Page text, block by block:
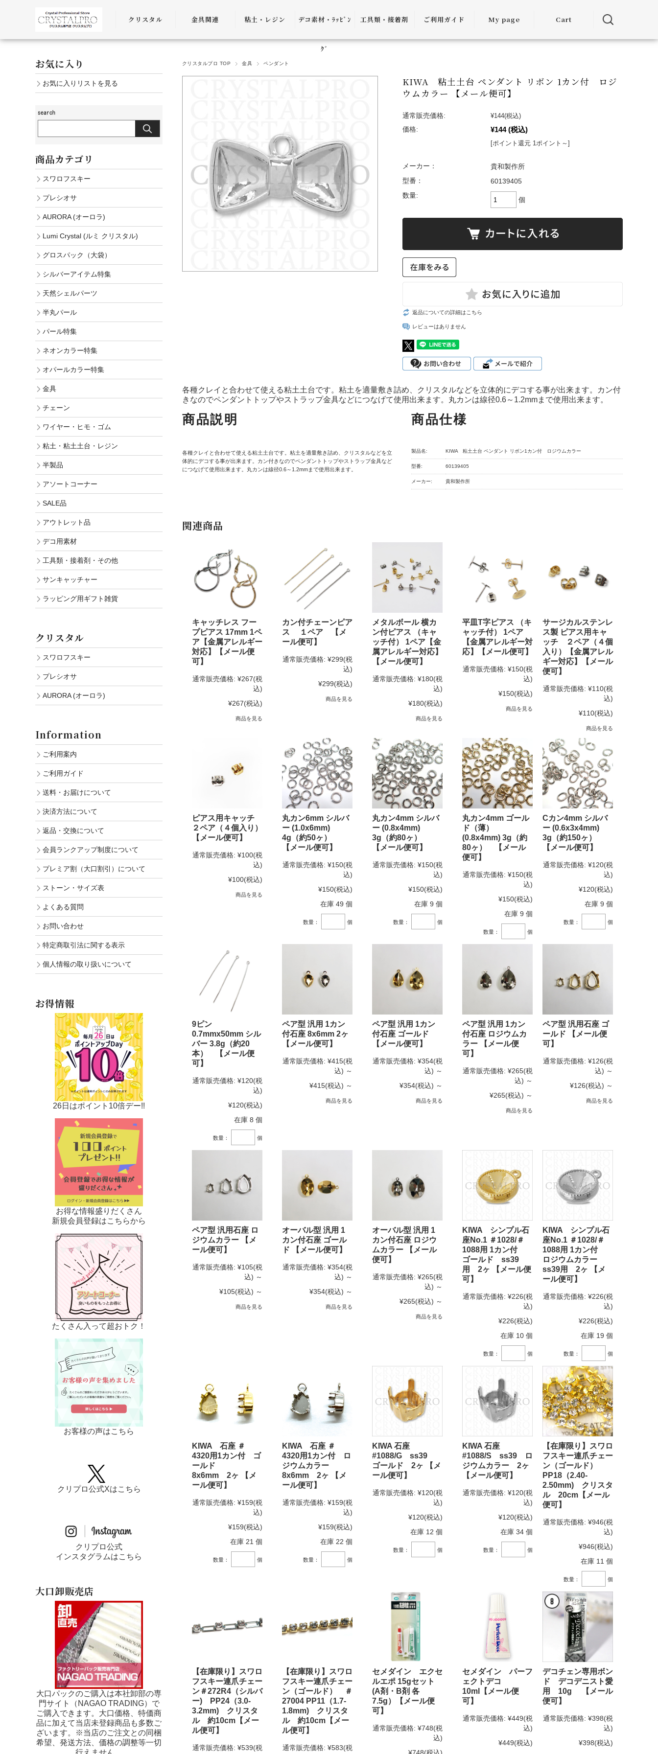
クリスタル
SWAROVSKI
金具関連
金具
チェーン
粘土・レジン
粘土・粘土土台
レジン
デコ素材・ﾗｯﾋﾟﾝ
ｸﾞ
デコ素材
工具類・接着剤
ピンセット
ヤットコ・ニッ
接着剤・リムー
便利グッズ・そ
ご利用ガイド
ご利用ガイド
ついて
決済方法につい
て
会員ランクアッ
て
ズ表
My page Cart
クリスタルプロ TOP 金具 ペンダント
KIWA 粘土土台 ペンダント リボン 1カン付 ロジ
ウムカラー 【メール便可】
通常販売価格: ¥144(税込)
価格:
¥144 (税込)
[ポイント還元 1ポイント～]
メーカー：
貴和製作所
型番：
60139405
数量:
個
返品についての詳細はこちら
レビューはありません
各種クレイと合わせて使える粘土土台です。粘土を適量敷き詰め、クリスタルなどを立体的にデコする事が出来ます。カン付
きなのでペンダントトップやストラップ金具などにつなげて使用出来ます。丸カンは線径0.6～1.2mmまで使用出来ます。
商品説明
各種クレイと合わせて使える粘土土台です。粘土を適量敷き詰め、クリスタルなどを立
体的にデコする事が出来ます。カン付きなのでペンダントトップやストラップ金具など
につなげて使用出来ます。丸カンは線径0.6～1.2mmまで使用出来ます。
商品仕様
製品名: KIWA 粘土土台 ペンダント リボン1カン付 ロジウムカラー
型番: 60139405
メーカー: 貴和製作所
関連商品
キャッチレス フー
プピアス 17mm 1ペ
ア【金属アレルギー
対応】【メール便
可】
通常販売価格: ¥267(税
込)
¥267(税込)
商品を見る
カン付チェーンピア
ス １ペア 【メ
ール便可】
通常販売価格: ¥299(税
込)
¥299(税込)
商品を見る
メタルボール 横カ
ン付ピアス （キャ
ッチ付） 1ペア【金
属アレルギー対応】
【メール便可】
通常販売価格: ¥180(税
込)
¥180(税込)
商品を見る
平皿T字ピアス （キ
ャッチ付） 1ペア
【金属アレルギー対
応】【メール便可】
通常販売価格: ¥150(税
込)
¥150(税込)
商品を見る
サージカルステンレ
ス製 ピアス用キャ
ッチ ２ペア（４個
入り）【金属アレル
ギー対応】【メール
便可】
通常販売価格: ¥110(税
込)
¥110(税込)
商品を見る
ピアス用キャッチ
２ペア（４個入り）
【メール便可】
通常販売価格: ¥100(税
込)
¥100(税込)
商品を見る
丸カン6mm シルバ
ー (1.0x6mm)
4g（約50ヶ）
【メール便可】
通常販売価格: ¥150(税
込)
¥150(税込)
在庫 49 個
数量： 個
丸カン4mm シルバ
ー (0.8x4mm)
3g（約80ヶ）
【メール便可】
通常販売価格: ¥150(税
込)
¥150(税込)
在庫 9 個
数量： 個
丸カン4mm ゴール
ド（薄）
(0.8x4mm) 3g（約
80ヶ） 【メール
便可】
通常販売価格: ¥150(税
込)
¥150(税込)
在庫 9 個
数量： 個
Cカン4mm シルバ
ー (0.6x3x4mm)
3g（約150ヶ）
【メール便可】
通常販売価格: ¥120(税
込)
¥120(税込)
在庫 9 個
数量： 個
9ピン
0.7mmx50mm シル
バー 3.8g（約20
本） 【メール便
可】
通常販売価格: ¥120(税
込)
¥120(税込)
在庫 8 個
数量： 個
ペア型 汎用 1カン
付石座 8x6mm 2ヶ
【メール便可】
通常販売価格: ¥415(税
込) ～
¥415(税込) ～
商品を見る
ペア型 汎用 1カン
付石座 ゴールド
【メール便可】
通常販売価格: ¥354(税
込) ～
¥354(税込) ～
商品を見る
ペア型 汎用 1カン
付石座 ロジウムカ
ラー 【メール便
可】
通常販売価格: ¥265(税
込) ～
¥265(税込) ～
商品を見る
ペア型 汎用石座 ゴ
ールド 【メール便
可】
通常販売価格: ¥126(税
込) ～
¥126(税込) ～
商品を見る
ペア型 汎用石座 ロ
ジウムカラー 【メ
ール便可】
通常販売価格: ¥105(税
込) ～
¥105(税込) ～
商品を見る
オーバル型 汎用 1
カン付石座 ゴール
ド 【メール便可】
通常販売価格: ¥354(税
込) ～
¥354(税込) ～
商品を見る
オーバル型 汎用 1
カン付石座 ロジウ
ムカラー 【メール
便可】
通常販売価格: ¥265(税
込) ～
¥265(税込) ～
商品を見る
KIWA シンプル石
座No.1 ＃1028/＃
1088用 1カン付
ゴールド ss39
用 2ヶ 【メール便
可】
通常販売価格: ¥226(税
込)
¥226(税込)
在庫 10 個
数量： 個
KIWA シンプル石
座No.1 ＃1028/＃
1088用 1カン付
ロジウムカラー
ss39用 2ヶ 【メ
ール便可】
通常販売価格: ¥226(税
込)
¥226(税込)
在庫 19 個
数量： 個
KIWA 石座 ＃
4320用1カン付 ゴ
ールド
8x6mm 2ヶ 【メ
ール便可】
通常販売価格: ¥159(税
込)
¥159(税込)
在庫 21 個
数量： 個
KIWA 石座 ＃
4320用1カン付 ロ
ジウムカラー
8x6mm 2ヶ 【メ
ール便可】
通常販売価格: ¥159(税
込)
¥159(税込)
在庫 22 個
数量： 個
KIWA 石座
#1088/G ss39
ゴールド 2ヶ 【メ
ール便可】
通常販売価格: ¥120(税
込)
¥120(税込)
在庫 12 個
数量： 個
KIWA 石座
#1088/S ss39 ロ
ジウムカラー 2ヶ
【メール便可】
通常販売価格: ¥120(税
込)
¥120(税込)
在庫 34 個
数量： 個
【在庫限り】スワロ
フスキー連爪チェー
ン（ゴールド）
PP18（2.40-
2.50mm) クリスタ
ル 20cm【メール
便可】
通常販売価格: ¥946(税
込)
¥946(税込)
在庫 11 個
数量： 個
【在庫限り】スワロ
フスキー連爪チェー
ン＃272R4（シルバ
ー) PP24（3.0-
3.2mm) クリスタ
ル 約10cm【メー
ル便可】
通常販売価格: ¥539(税
【在庫限り】スワロ
フスキー連爪チェー
ン（ゴールド） ＃
27004 PP11（1.7-
1.8mm) クリスタ
ル 約10cm【メー
ル便可】
通常販売価格: ¥583(税
セメダイン エクセ
ルエポ 15gセット
(A剤・B剤 各
7.5g）【メール便
可】
通常販売価格: ¥748(税
込)
セメダイン パーフ
ェクトデコ
10ml【メール便
可】
通常販売価格: ¥449(税
込)
¥449(税込)
デコチェン専用ボン
ド デコデニスト愛
用 10g 【メール
便可】
通常販売価格: ¥398(税
込)
¥398(税込)
お気に入り
お気に入りリストを見る
商品カテゴリ
スワロフスキー
プレシオサ
AURORA (オーロラ)
Lumi Crystal (ルミ クリスタル)
グロスパック（大袋）
シルバーアイテム特集
天然シェルパーツ
半丸パール
パール特集
ネオンカラー特集
オパールカラー特集
金具
チェーン
ワイヤー・ヒモ・ゴム
粘土・粘土土台・レジン
半製品
アソートコーナー
SALE品
アウトレット品
デコ用素材
工具類・接着剤・その他
サンキャッチャー
ラッピング用ギフト雑貨
クリスタル
スワロフスキー
プレシオサ
AURORA (オーロラ)
Information
ご利用案内
ご利用ガイド
送料・お届けについて
決済方法について
返品・交換について
会員ランクアップ制度について
プレミア割（大口割引）について
ストーン・サイズ表
よくある質問
お問い合わせ
特定商取引法に関する表示
個人情報の取り扱いについて
お得情報
26日はポイント10倍デー!!
お得な情報盛りだくさん
新規会員登録はこちらから
たくさん入って超おトク！
お客様の声はこちら
クリプロ公式Xはこちら
クリプロ公式
インスタグラムはこちら
大口卸販売店
大口パックのご購入は本社卸部の専
門サイト（NAGAO TRADING）で
ご購入できます。大口価格、特価商
品に加えて当店未登録商品も多数ご
ざいます。※当店のご注文との同梱
希望、発送方法、価格の調整等一切
行えません。